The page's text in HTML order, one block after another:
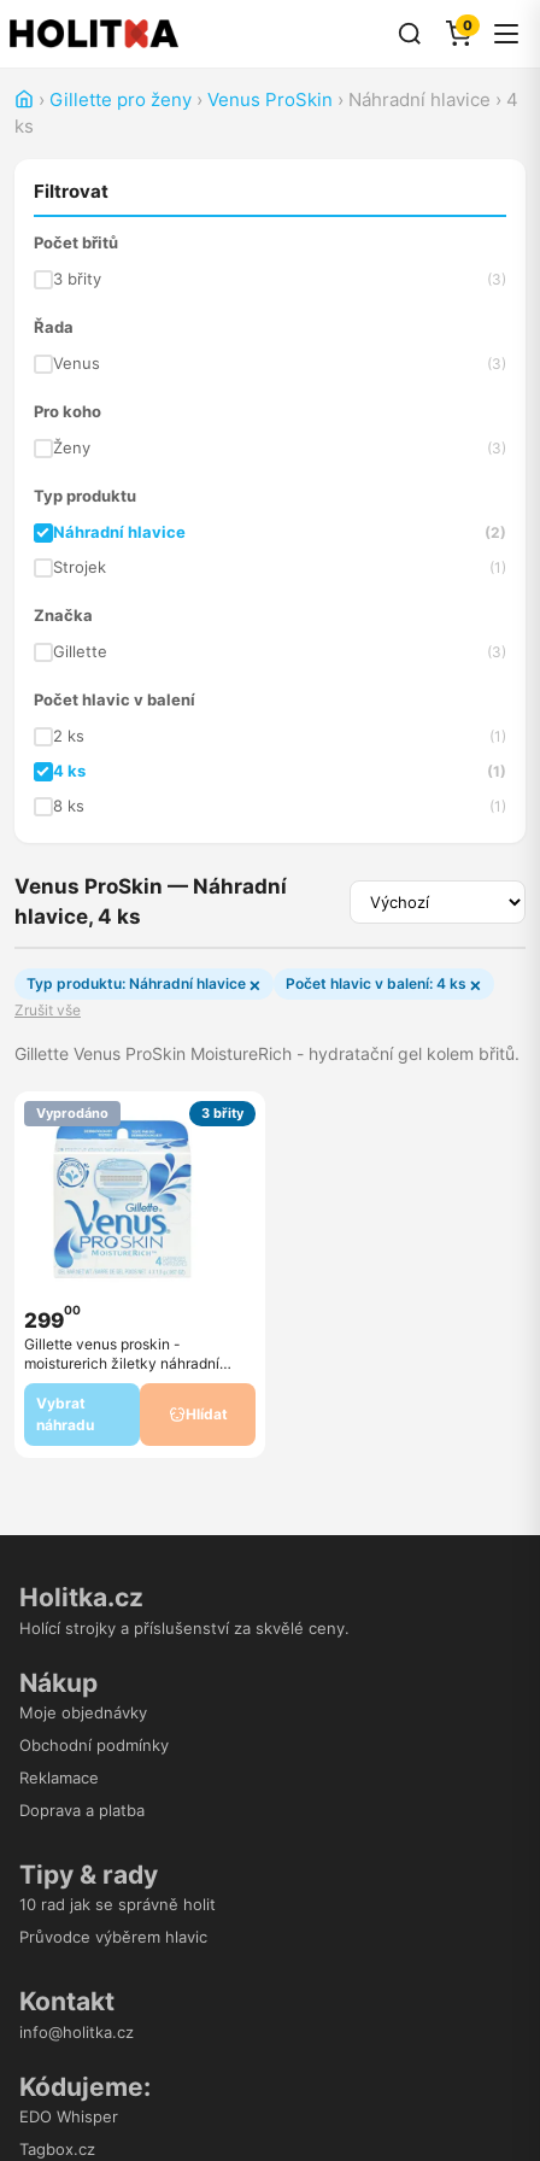
0
› Gillette pro ženy › Venus ProSkin › Náhradní hlavice › 4
ks
Filtrovat
Počet břitů
3 břity
(3)
Řada
Venus
(3)
Pro koho
Ženy
(3)
Typ produktu
Náhradní hlavice
(2)
Strojek (1)
Značka
Gillette
(3)
Počet hlavic v balení
2 ks
(1)
4 ks (1)
8 ks (1)
Venus ProSkin — Náhradní
hlavice, 4 ks
Typ produktu: Náhradní hlavice × Počet hlavic v balení: 4 ks ×
Zrušit vše
Gillette Venus ProSkin MoistureRich - hydratační gel kolem břitů.
Vyprodáno 3 břity
29900
Gillette venus proskin -
moisturerich žiletky náhradní
hlavice 4 kusy
Vybrat
náhradu
Hlídat
Holitka.cz
Holící strojky a příslušenství za skvělé ceny.
Nákup
Moje objednávky
Obchodní podmínky
Reklamace
Doprava a platba
Tipy & rady
10 rad jak se správně holit
Průvodce výběrem hlavic
Kontakt
info@holitka.cz
Kódujeme:
EDO Whisper
Tagbox.cz